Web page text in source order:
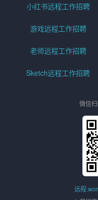
小红书远程工作招聘
游戏远程工作招聘
老师远程工作招聘
Sketch远程工作招聘
微信
远程